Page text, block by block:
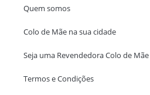
Quem somos
Colo de Mãe na sua cidade
Seja uma Revendedora Colo de Mãe
Termos e Condições